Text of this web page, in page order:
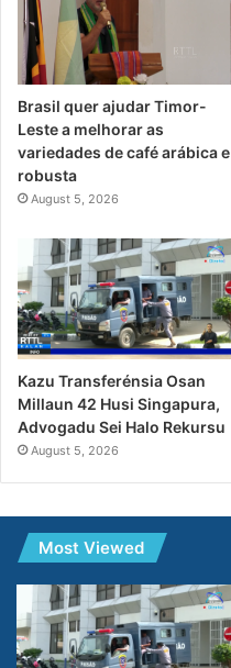
Brasil quer ajudar Timor-
Leste a melhorar as
variedades de café arábica e
robusta
August 5, 2026
Kazu Transferénsia Osan
Millaun 42 Husi Singapura,
Advogadu Sei Halo Rekursu
August 5, 2026
Most Viewed